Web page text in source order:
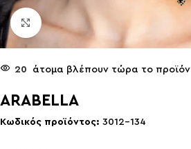
Click to enlarge
20 άτομα βλέπουν τώρα το προϊόν
ARABELLA
Κωδικός προϊόντος: 3012-134